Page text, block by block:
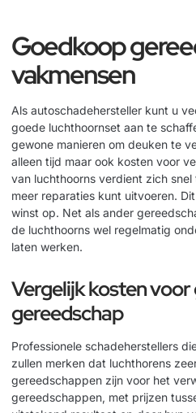
Goedkoop
vakmensen
Als autoschadehersteller kunt u
goede luchthoornset aan te
gewone manieren om deuken te
alleen tijd maar ook kosten voor
van luchthoorns verdient zich
meer reparaties kunt uitvoeren.
winst op. Net als ander
de luchthoorns wel regelmatig
laten werken.
Vergelijk kosten
gereedschap
Professionele schadeherstellers
zullen merken dat luchthorens
gereedschappen zijn voor het
gereedschappen, met prijzen